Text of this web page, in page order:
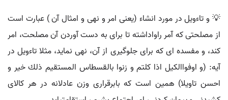
💡 و تاءويل در مورد انشاء (يعنى امر و نهى و امثال آن ) عبارت است
از مصلحتى كه آمر راواداشته تا براى به دست آوردن آن مصلحت، امر
كند، و مفسده اى كه براى جلوگيرى از آن، نهى نمايد، مثلا تاءويل در
آيه: (و اوفواالكيل اذا كلتم و زنوا بالقسطاس المستقيم ذلك خير و
احسن تاويلا) همين است كه بابرقرارى وزن عادلانه در هر كالاى